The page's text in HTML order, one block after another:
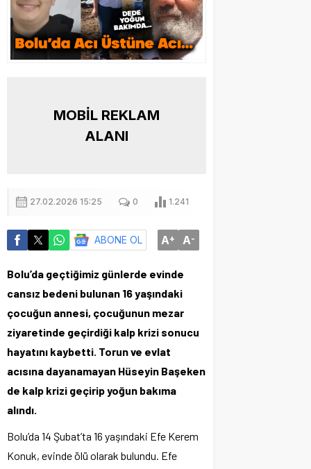
MOBİL REKLAM
ALANI
27.02.2026 15:25 0 1.241
ABONE OL A+ A-
Bolu’da geçtiğimiz günlerde evinde
cansız bedeni bulunan 16 yaşındaki
çocuğun annesi, çocuğunun mezar
ziyaretinde geçirdiği kalp krizi sonucu
hayatını kaybetti. Torun ve evlat
acısına dayanamayan Hüseyin Başeken
de kalp krizi geçirip yoğun bakıma
alındı.
Bolu’da 14 Şubat’ta 16 yaşındaki Efe Kerem
Konuk, evinde ölü olarak bulundu. Efe